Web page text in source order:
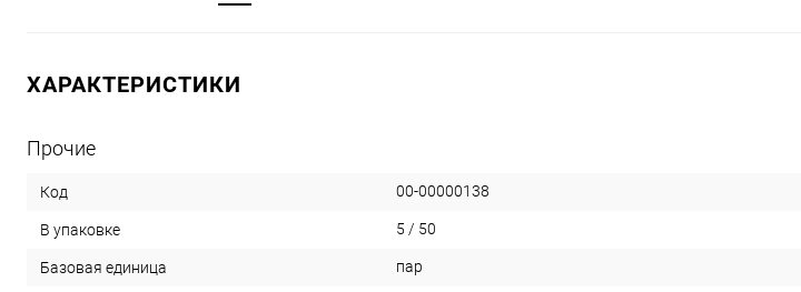
ХАРАКТЕРИСТИКИ
Прочие
Код 00-00000138
В упаковке 5 / 50
Базовая единица пар